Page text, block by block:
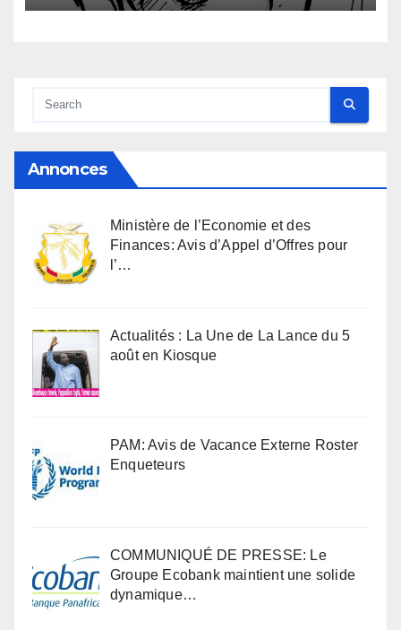
Annonces
Ministère de l’Economie et des
Finances: Avis d’Appel d’Offres pour
l’…
Actualités : La Une de La Lance du 5
août en Kiosque
PAM: Avis de Vacance Externe Roster
Enqueteurs
COMMUNIQUÉ DE PRESSE: Le
Groupe Ecobank maintient une solide
dynamique…